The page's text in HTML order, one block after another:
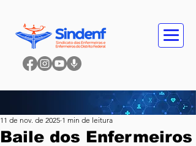
Baile dos Enfermeiros
11 de nov. de 2025 1 min de leitura